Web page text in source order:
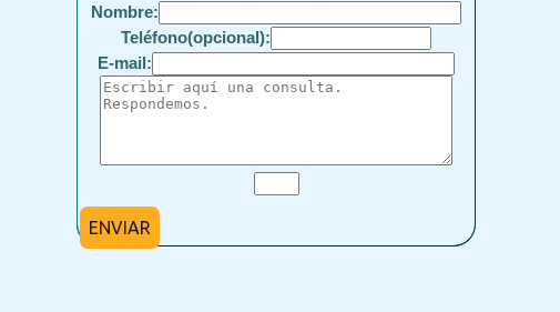
Nombre:
Teléfono(opcional):
E-mail:
ENVIAR